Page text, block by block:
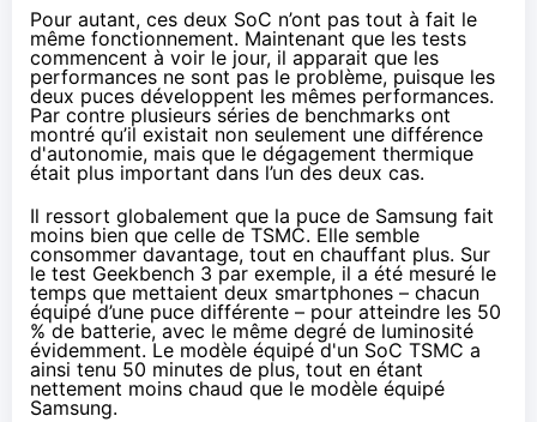
Pour autant, ces deux SoC n’ont pas tout à fait le
même fonctionnement. Maintenant que les tests
commencent à voir le jour, il apparait que les
performances ne sont pas le problème, puisque les
deux puces développent les mêmes performances.
Par contre plusieurs séries de benchmarks ont
montré qu’il existait non seulement une différence
d'autonomie, mais que le dégagement thermique
était plus important dans l’un des deux cas.
Il ressort globalement que la puce de Samsung fait
moins bien que celle de TSMC. Elle semble
consommer davantage, tout en chauffant plus. Sur
le test Geekbench 3 par exemple, il a été mesuré le
temps que mettaient deux smartphones – chacun
équipé d’une puce différente – pour atteindre les 50
% de batterie, avec le même degré de luminosité
évidemment. Le modèle équipé d'un SoC TSMC a
ainsi tenu 50 minutes de plus, tout en étant
nettement moins chaud que le modèle équipé
Samsung.